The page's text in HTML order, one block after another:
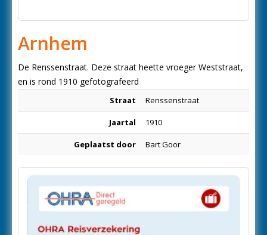
Arnhem
De Renssenstraat. Deze straat heette vroeger Weststraat,
en is rond 1910 gefotografeerd
Straat Renssenstraat
Jaartal 1910
Geplaatst door Bart Goor